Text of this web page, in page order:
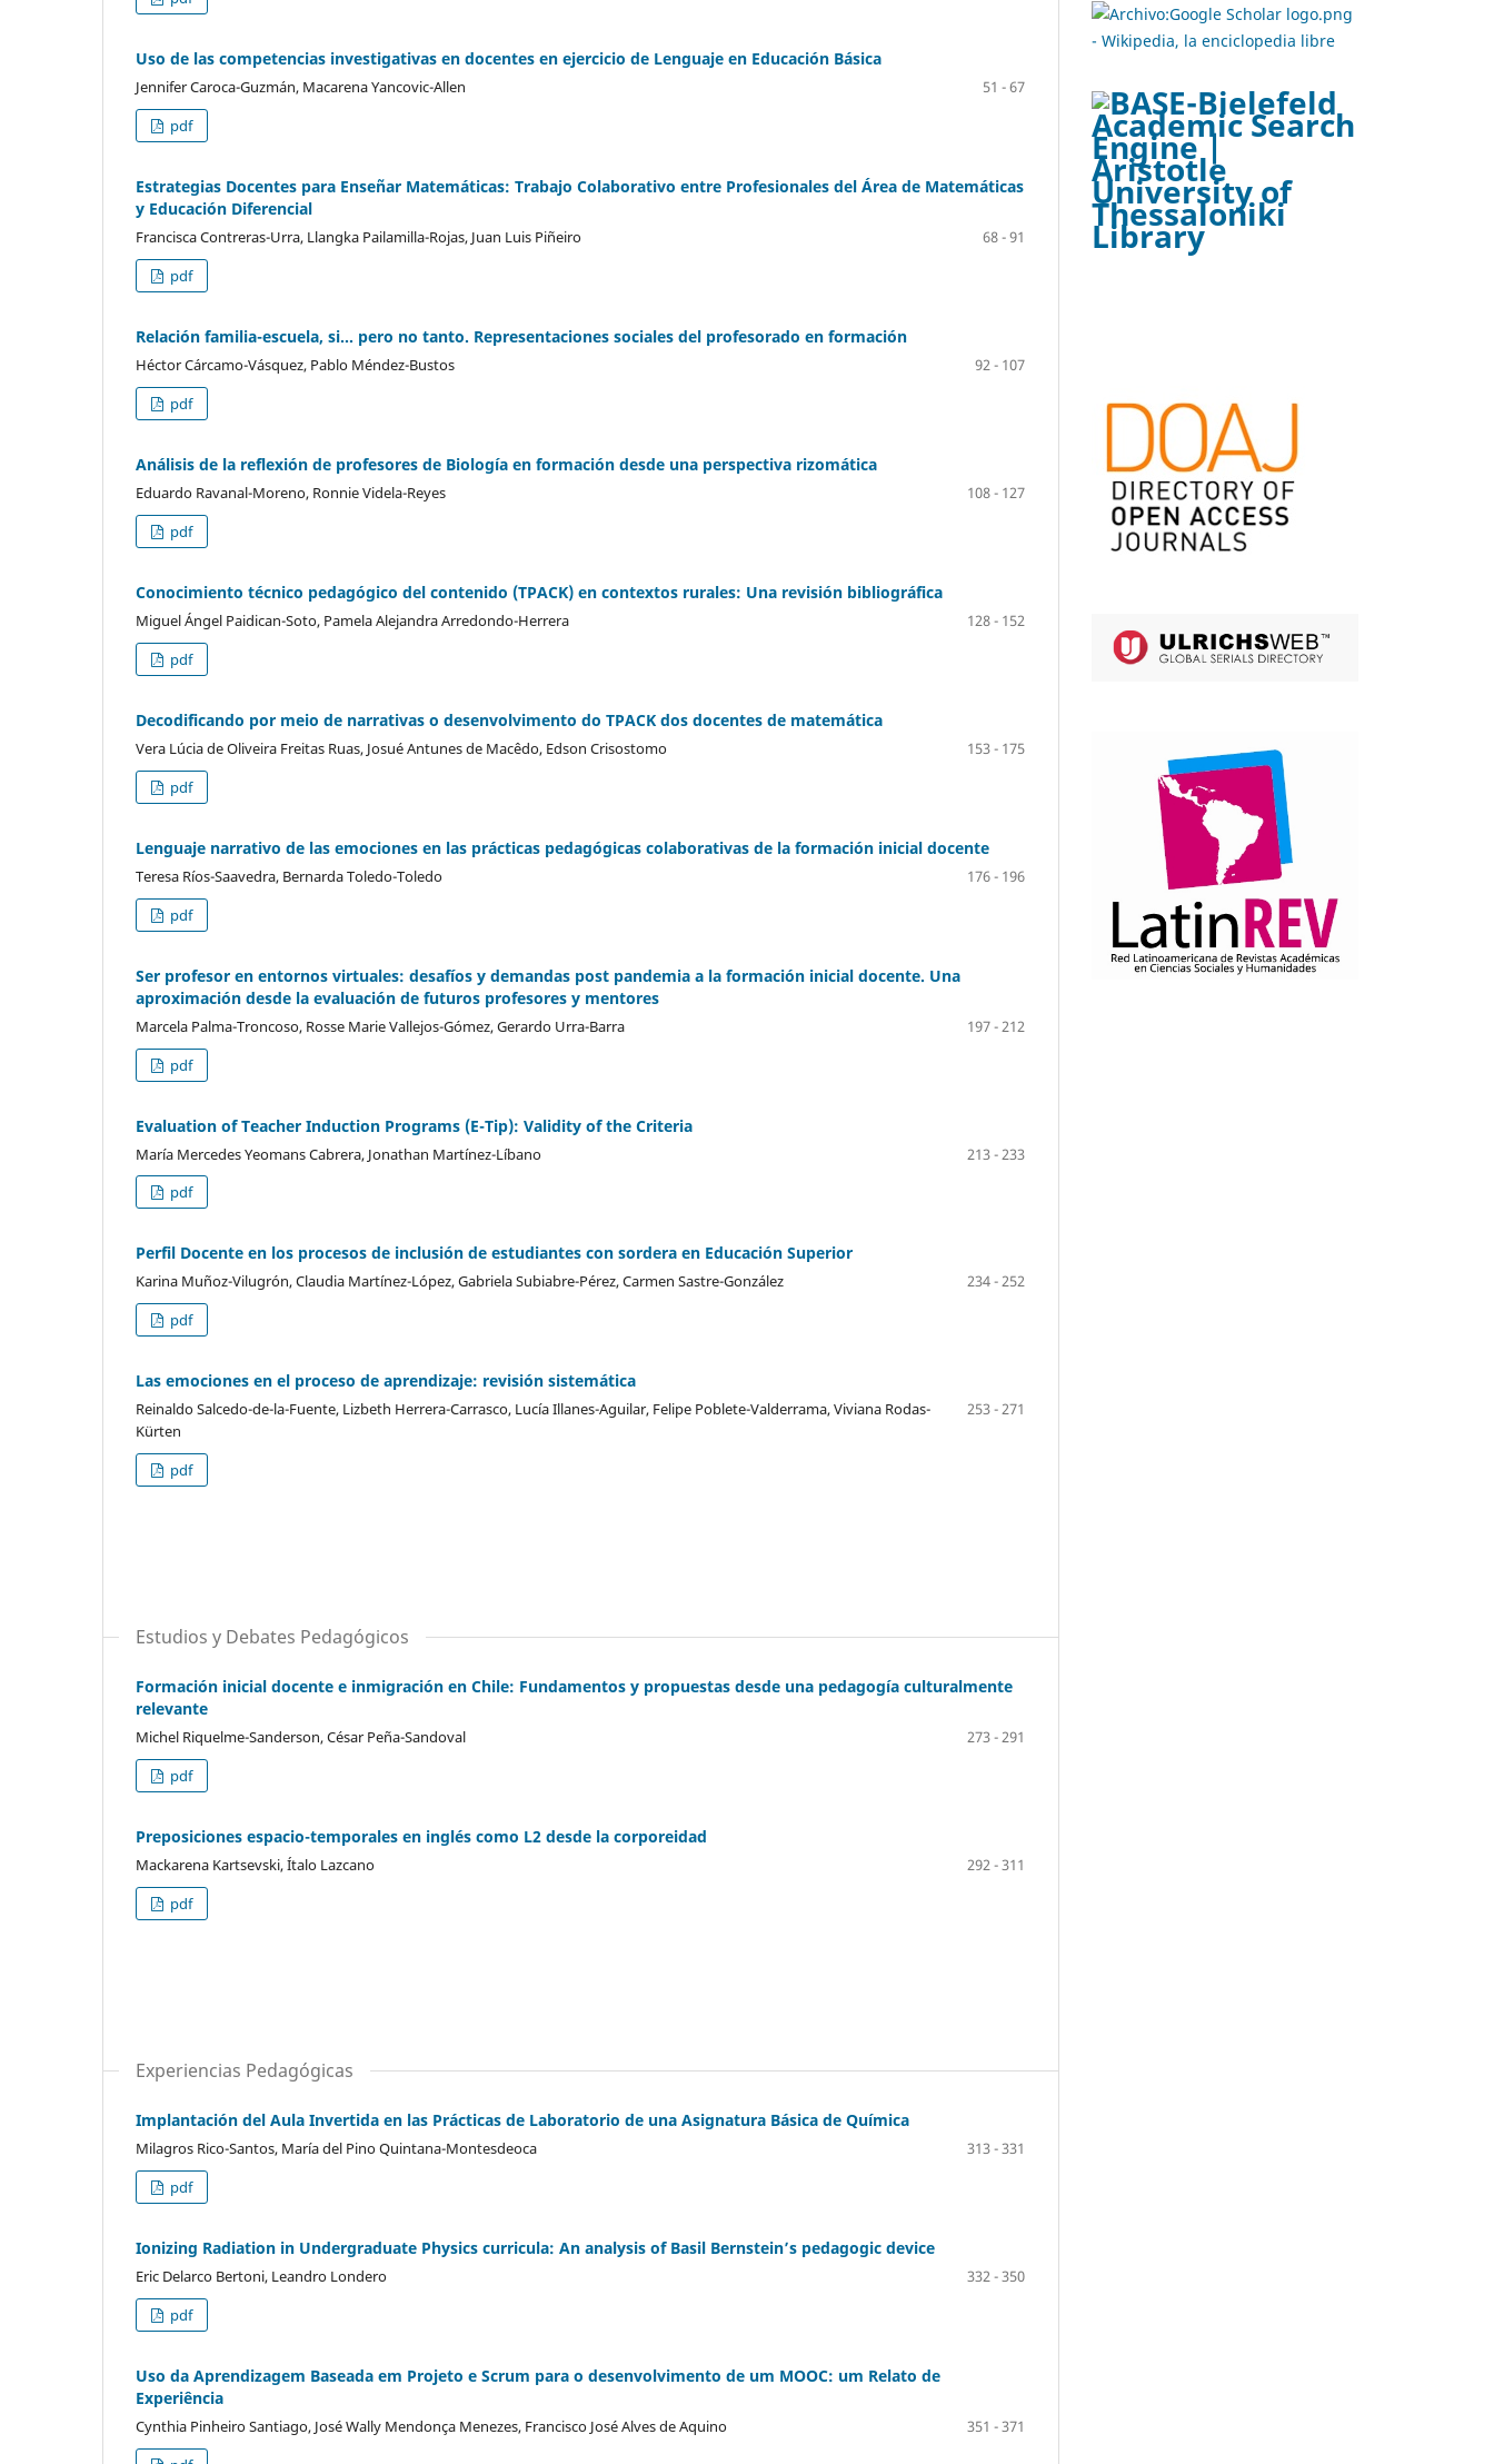
Uso de las competencias investigativas en docentes en ejercicio de Lenguaje en Educación Básica
Jennifer Caroca-Guzmán, Macarena Yancovic-Allen
51 - 67
pdf
Estrategias Docentes para Enseñar Matemáticas: Trabajo Colaborativo entre Profesionales del Área de Matemáticas
y Educación Diferencial
Francisca Contreras-Urra, Llangka Pailamilla-Rojas, Juan Luis Piñeiro
68 - 91
pdf
Relación familia-escuela, si… pero no tanto. Representaciones sociales del profesorado en formación
Héctor Cárcamo-Vásquez, Pablo Méndez-Bustos
92 - 107
pdf
Análisis de la reflexión de profesores de Biología en formación desde una perspectiva rizomática
Eduardo Ravanal-Moreno, Ronnie Videla-Reyes
108 - 127
pdf
Conocimiento técnico pedagógico del contenido (TPACK) en contextos rurales: Una revisión bibliográfica
Miguel Ángel Paidican-Soto, Pamela Alejandra Arredondo-Herrera
128 - 152
pdf
Decodificando por meio de narrativas o desenvolvimento do TPACK dos docentes de matemática
Vera Lúcia de Oliveira Freitas Ruas, Josué Antunes de Macêdo, Edson Crisostomo
153 - 175
pdf
Lenguaje narrativo de las emociones en las prácticas pedagógicas colaborativas de la formación inicial docente
Teresa Ríos-Saavedra, Bernarda Toledo-Toledo
176 - 196
pdf
Ser profesor en entornos virtuales: desafíos y demandas post pandemia a la formación inicial docente. Una
aproximación desde la evaluación de futuros profesores y mentores
Marcela Palma-Troncoso, Rosse Marie Vallejos-Gómez, Gerardo Urra-Barra
197 - 212
pdf
Evaluation of Teacher Induction Programs (E-Tip): Validity of the Criteria
María Mercedes Yeomans Cabrera, Jonathan Martínez-Líbano
213 - 233
pdf
Perfil Docente en los procesos de inclusión de estudiantes con sordera en Educación Superior
Karina Muñoz-Vilugrón, Claudia Martínez-López, Gabriela Subiabre-Pérez, Carmen Sastre-González
234 - 252
pdf
Las emociones en el proceso de aprendizaje: revisión sistemática
Reinaldo Salcedo-de-la-Fuente, Lizbeth Herrera-Carrasco, Lucía Illanes-Aguilar, Felipe Poblete-Valderrama, Viviana Rodas-
Kürten
253 - 271
pdf
Estudios y Debates Pedagógicos
Formación inicial docente e inmigración en Chile: Fundamentos y propuestas desde una pedagogía culturalmente
relevante
Michel Riquelme-Sanderson, César Peña-Sandoval
273 - 291
pdf
Preposiciones espacio-temporales en inglés como L2 desde la corporeidad
Mackarena Kartsevski, Ítalo Lazcano
292 - 311
pdf
Experiencias Pedagógicas
Implantación del Aula Invertida en las Prácticas de Laboratorio de una Asignatura Básica de Química
Milagros Rico-Santos, María del Pino Quintana-Montesdeoca
313 - 331
pdf
Ionizing Radiation in Undergraduate Physics curricula: An analysis of Basil Bernstein’s pedagogic device
Eric Delarco Bertoni, Leandro Londero
332 - 350
pdf
Uso da Aprendizagem Baseada em Projeto e Scrum para o desenvolvimento de um MOOC: um Relato de
Experiência
Cynthia Pinheiro Santiago, José Wally Mendonça Menezes, Francisco José Alves de Aquino
351 - 371